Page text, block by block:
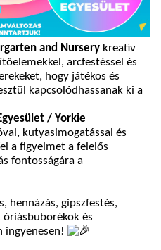
and Nursery kreatív
arcfestéssel és
hogy játékos és
kapcsolódhassanak ki a
/ Yorkie
kutyasimogatással és
a figyelmet a felelős
fontosságára a
hennázás, gipszfestés,
és
ingyenesen!